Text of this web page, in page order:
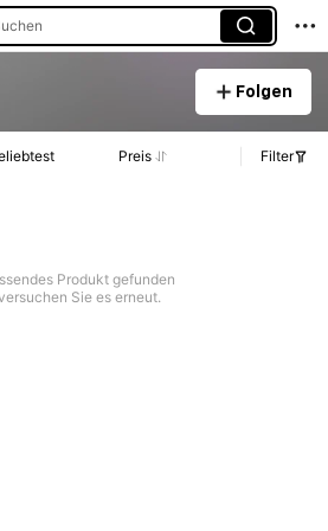
Folgen
Preis Filter
Produkt gefunden
Sie es erneut.